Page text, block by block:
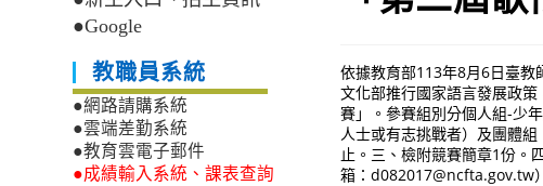
依據教育部113年8月6日臺
文化部推行國家語言發展政
賽」。參賽組別分個人組-少
人士或有志挑戰者）及團體
止。三、檢附競賽簡章1份。
箱：d082017@ncfta.gov.tw）
●Google
教職員系統
●網路請購系統
●雲端差勤系統
●教育雲電子郵件
●成績輸入系統、課表查詢